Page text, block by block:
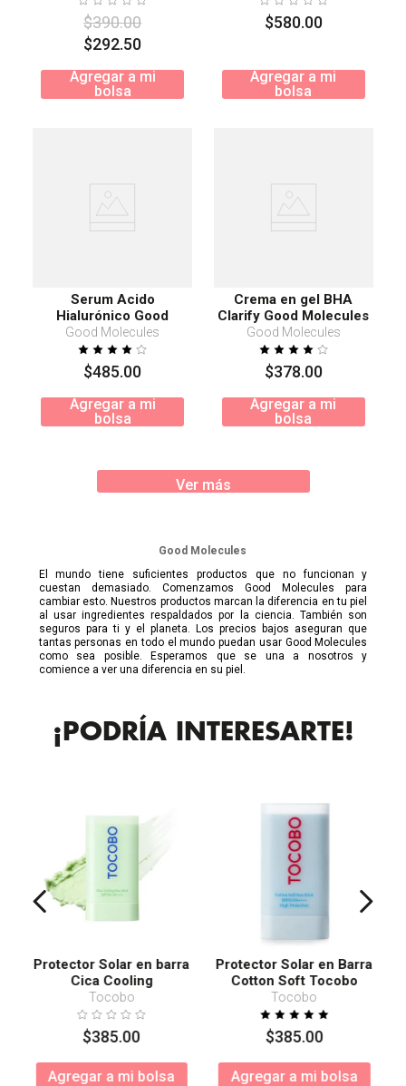
$390.00
$292.50
Agregar a mi
bolsa
$580.00
Agregar a mi
bolsa
Serum Acido
Hialurónico Good
Molecules Jumbo size
Good Molecules
$485.00
Agregar a mi
bolsa
Crema en gel BHA
Clarify Good Molecules
Good Molecules
$378.00
Agregar a mi
bolsa
Ver más
Good Molecules
El mundo tiene suficientes productos que no funcionan y
cuestan demasiado. Comenzamos Good Molecules para
cambiar esto. Nuestros productos marcan la diferencia en tu piel
al usar ingredientes respaldados por la ciencia. También son
seguros para ti y el planeta. Los precios bajos aseguran que
tantas personas en todo el mundo puedan usar Good Molecules
como sea posible. Esperamos que se una a nosotros y
comience a ver una diferencia en su piel.
¡PODRÍA INTERESARTE!
Protector Solar en barra
Cica Cooling
Tocobo
$385.00
Agregar a mi bolsa
Protector Solar en Barra
Cotton Soft Tocobo
SPF50+ PA++++
Tocobo
$385.00
Agregar a mi bolsa